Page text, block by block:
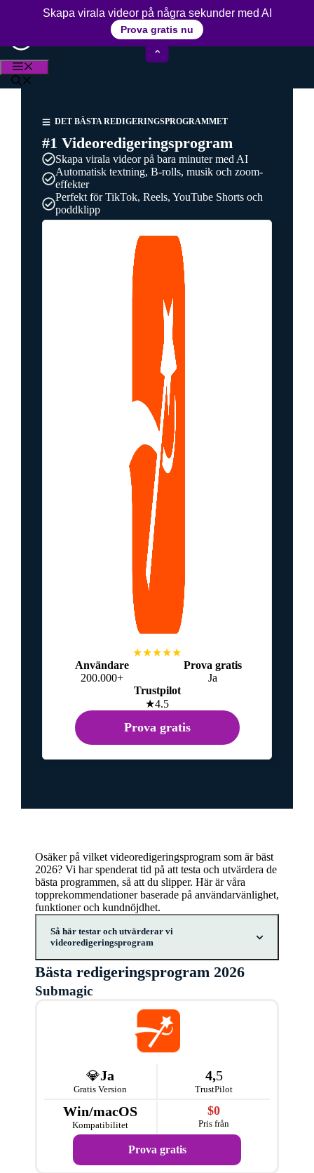
15+ års erfarenhet av videoredigering
DET BÄSTA REDIGERINGSPROGRAMMET
#1 Videoredigeringsprogram
Skapa virala videor på bara minuter med AI
Automatisk textning, B-rolls, musik och zoom-
effekter
Perfekt för TikTok, Reels, YouTube Shorts och
poddklipp
★★★★★
Användare
200.000+
Prova gratis
Ja
Trustpilot
★4.5
Prova gratis
Osäker på vilket videoredigeringsprogram som är bäst
2026? Vi har spenderat tid på att testa och utvärdera de
bästa programmen, så att du slipper. Här är våra
topprekommendationer baserade på användarvänlighet,
funktioner och kundnöjdhet.
Så här testar och utvärderar vi
videoredigeringsprogram
Vi testar och utvärderar
videoredigeringsprogram noggrant för att
rekommendationerna till våra läsare. Vår
utvärderingsprocess omfattar flera steg för att
täcka alla viktiga aspekter av varje program.
Vår process är både grundlig och
transparent:
Användarvänlighet:
användargränssnittet och
navigationsmöjligheterna för att bedöma hur
intuitivt programmet är. Vi tittar på hur lätt det är
att lära sig använda programmet och hur snabbt
en ny användare kan börja redigera videor
effektivt.
Bästa redigeringsprogram 2026
Submagic
💎Ja
Gratis Version
4,5
TrustPilot
Win/macOS
Kompatibilitet
$0
Pris från
Prova gratis
Skapa virala videor på några sekunder med AI
Prova gratis nu
⌃